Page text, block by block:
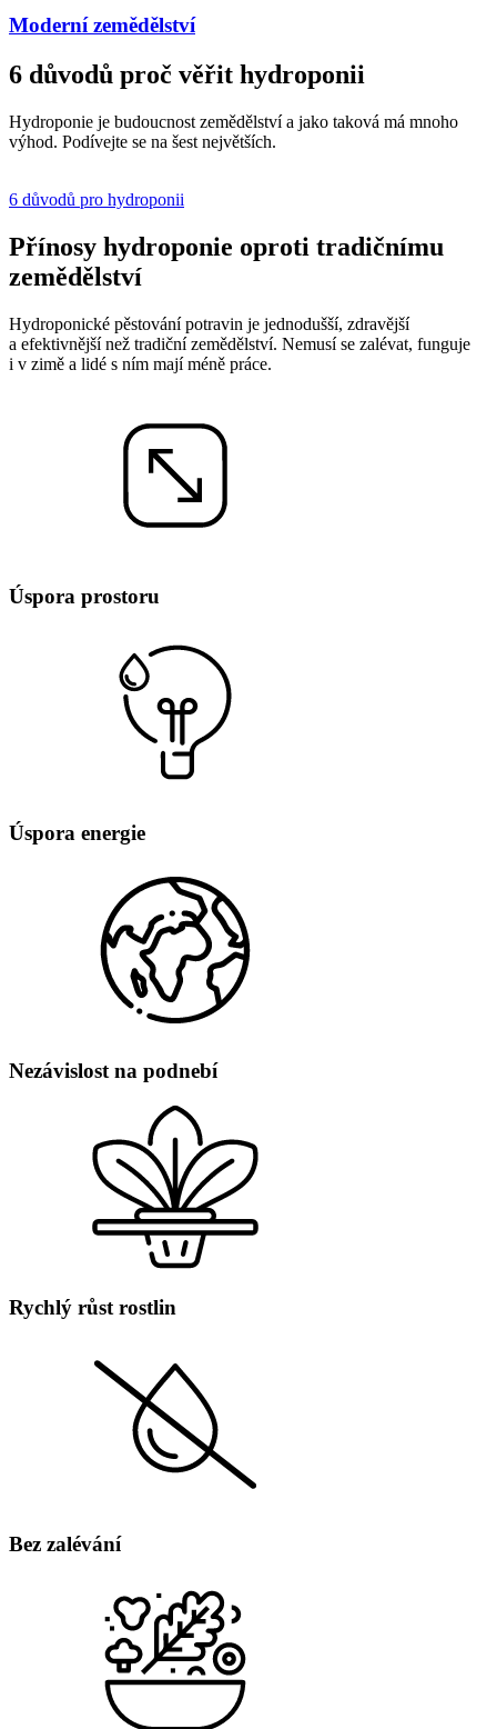
Moderní zemědělství
6 důvodů proč věřit hydroponii
Hydroponie je budoucnost zemědělství a jako taková má mnoho
výhod. Podívejte se na šest největších.
6 důvodů pro hydroponii
Přínosy hydroponie oproti tradičnímu
zemědělství
Hydroponické pěstování potravin je jednodušší, zdravější
a efektivnější než tradiční zemědělství. Nemusí se zalévat, funguje
i v zimě a lidé s ním mají méně práce.
Úspora prostoru
Úspora energie
Nezávislost na podnebí
Rychlý růst rostlin
Bez zalévání